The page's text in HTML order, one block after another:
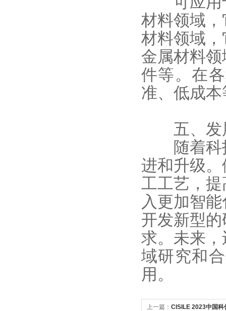
材料领域
材料领域
金属材料
件等。在
准、低成本
五、发
随着科
进和升级
工工艺，
入更加智
开发新型
求。未来
域研究和
用。
上一篇： CISILE 2023中国科